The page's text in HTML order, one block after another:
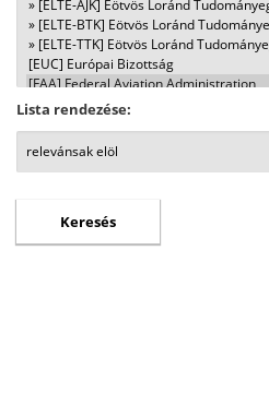
Lista rendezése: